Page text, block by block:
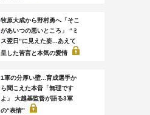
牧原大成から野村勇へ「そこ
があいつの悪いところ」 “ミ
ス翌日”に見えた姿...あえて
呈した苦言と本気の愛情
1軍の分厚い壁...育成選手か
ら聞こえた本音「無理です
よ」 大越基監督が語る3軍
の“表情”